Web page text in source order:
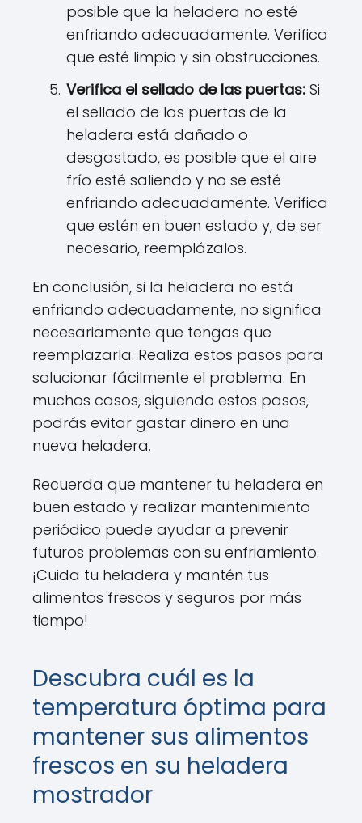
posible que la heladera no esté
enfriando adecuadamente. Verifica
que esté limpio y sin obstrucciones.
Verifica el sellado de las puertas: Si
el sellado de las puertas de la
heladera está dañado o
desgastado, es posible que el aire
frío esté saliendo y no se esté
enfriando adecuadamente. Verifica
que estén en buen estado y, de ser
necesario, reemplázalos.
En conclusión, si la heladera no está
enfriando adecuadamente, no significa
necesariamente que tengas que
reemplazarla. Realiza estos pasos para
solucionar fácilmente el problema. En
muchos casos, siguiendo estos pasos,
podrás evitar gastar dinero en una
nueva heladera.
Recuerda que mantener tu heladera en
buen estado y realizar mantenimiento
periódico puede ayudar a prevenir
futuros problemas con su enfriamiento.
¡Cuida tu heladera y mantén tus
alimentos frescos y seguros por más
tiempo!
Descubra cuál es la
temperatura óptima para
mantener sus alimentos
frescos en su heladera
mostrador